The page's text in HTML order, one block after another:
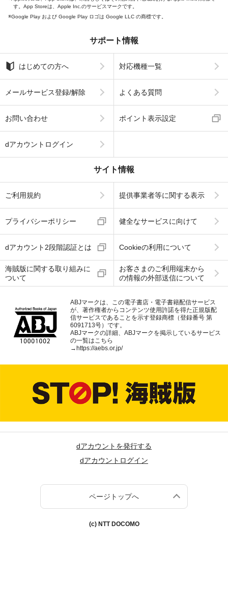
す。App Storeは、Apple Inc.のサービスマークです。
Google Play および Google Play ロゴは Google LLC の商標です。
サポート情報
はじめての方へ 対応機種一覧
メールサービス登録/解除 よくある質問
お問い合わせ ポイント表示設定
dアカウントログイン
サイト情報
ご利用規約 提供事業者等に関する表示
プライバシーポリシー 健全なサービスに向けて
dアカウント2段階認証とは Cookieの利用について
海賊版に関する取り組みに
ついて
お客さまのご利用端末から
の情報の外部送信について
ABJマークは、この電子書店・電子書籍配信サービス
が、著作権者からコンテンツ使用許諾を得た正規版配
信サービスであることを示す登録商標（登録番号 第
6091713号）です。
ABJマークの詳細、ABJマークを掲示しているサービス
の一覧はこちら
→ https://aebs.or.jp/
dアカウントを発行する
dアカウントログイン
ページトップへ
(c) NTT DOCOMO